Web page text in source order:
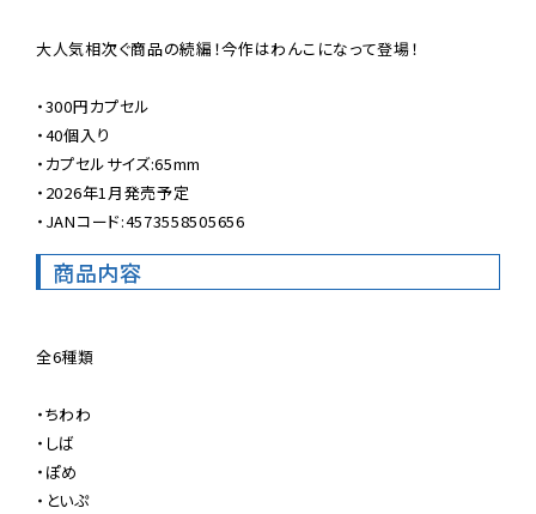
大人気相次ぐ商品の続編！今作はわんこになって登場！
・300円カプセル
・40個入り
・カプセルサイズ:65mm
・2026年1月発売予定
・JANコード:4573558505656
商品内容
全6種類
・ちわわ
・しば
・ぽめ
・といぷ